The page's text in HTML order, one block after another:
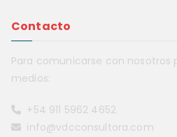
Contacto
Para comunicarse con nosotros
medios:
+54 911 5962 4652
info@vdcconsultora.com